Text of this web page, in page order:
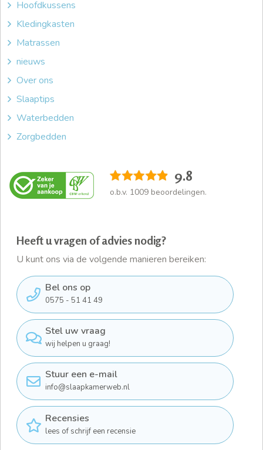
Hoofdkussens
Kledingkasten
Matrassen
nieuws
Over ons
Slaaptips
Waterbedden
Zorgbedden
9.8
o.b.v. 1009 beoordelingen.
Heeft u vragen of advies nodig?
U kunt ons via de volgende manieren bereiken:
Bel ons op
0575 - 51 41 49
Stel uw vraag
wij helpen u graag!
Stuur een e-mail
info@slaapkamerweb.nl
Recensies
lees of schrijf een recensie